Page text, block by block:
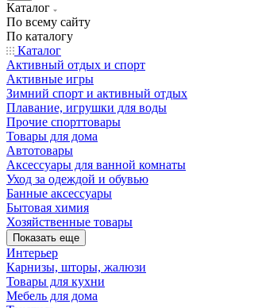
Каталог
По всему сайту
По каталогу
Каталог
Активный отдых и спорт
Активные игры
Зимний спорт и активный отдых
Плавание, игрушки для воды
Прочие спорттовары
Товары для дома
Автотовары
Аксессуары для ванной комнаты
Уход за одеждой и обувью
Банные аксессуары
Бытовая химия
Хозяйственные товары
Показать еще
Интерьер
Карнизы, шторы, жалюзи
Товары для кухни
Мебель для дома